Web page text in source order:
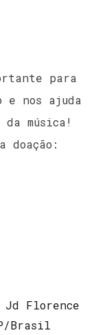
para
e nos ajuda
música!
doação:
Florence
Brasil